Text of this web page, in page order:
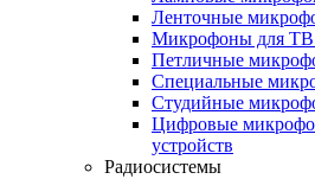
Ленточные
Микрофоны для ТВ
Петличные
Специальные
Студийные
Цифровые
устройств
Радиосистемы